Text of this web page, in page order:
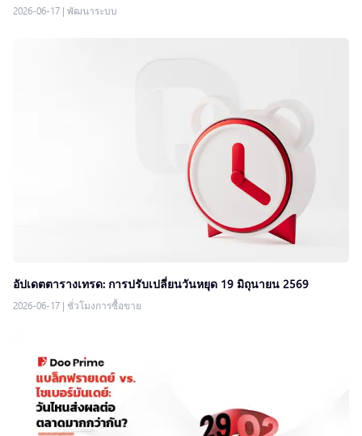
2026-06-17 | พัฒนาระบบ
อัปเดตตารางเทรด: การปรับเปลี่ยนวันหยุด 19 มิถุนายน 2569
2026-06-17 | ชั่วโมงการซื้อขาย